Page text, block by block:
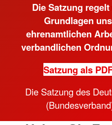
Die Satzung
Grundlagen
ehrenamtlichen
verbandlichen
Satzung als
Die Satzung des